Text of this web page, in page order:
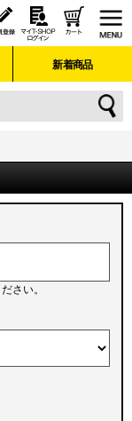
新着商品
さい。